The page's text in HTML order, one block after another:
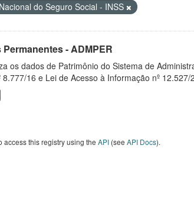
do Seguro Social - INSS
Permanentes - ADMPER
os dados de Patrimônio do Sistema de
8.777/16 e Lei de Acesso à Informação nº 12.527/
access this registry using the API (see API Docs).